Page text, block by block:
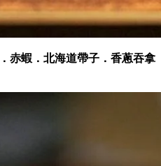
赤蝦．北海道帶子．香蔥吞拿